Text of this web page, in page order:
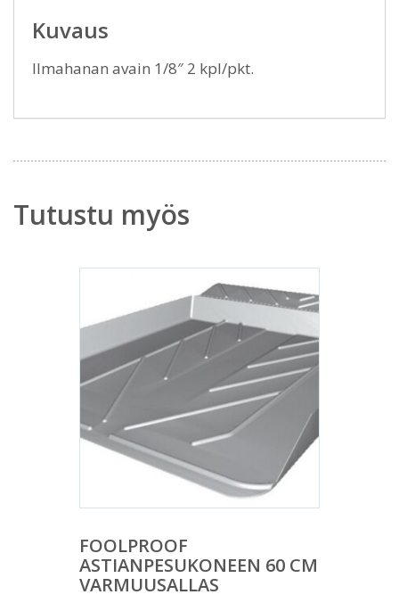
Kuvaus
Ilmahanan avain 1/8″ 2 kpl/pkt.
Tutustu myös
FOOLPROOF
ASTIANPESUKONEEN 60 CM
VARMUUSALLAS